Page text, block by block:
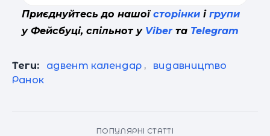
Приєднуйтесь до нашої сторінки і групи
у Фейсбуці, спільнот у Viberта Telegram
Теги: адвент календар ,
видавництво
Ранок
ПОПУЛЯРНІ СТАТТІ